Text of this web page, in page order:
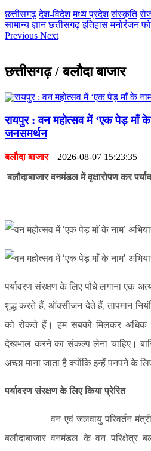
सारंगढ़-बिलाईगढ़
मनेन्द्रगढ़ – चिरिमिरी –
सक्ति
छत्तीसगढ़ देश-विदेश मध्य प्रदेश संस्कृति
सामान्य ज्ञान छत्तीसगढ़ इतिहास मनोरंजन
Previous Next
छत्तीसगढ़ / बलौदा बाजार
रायपुर : वन महोत्सव में ‘एक पेड़ माँ के
जनसमर्थन
बलौदा बाजार| 2026-08-07 15:23:35
बलौदाबाजार वनमंडल में वृक्षारोपण कर
पर्यावरण संरक्षण के लिए पौधे लगाना एक
शुद्ध करते हैं, ऑक्सीजन देते हैं, तापमान
को रोकते हैं। हम सबको मिलकर
देखभाल करने का संकल्प लेना चाहिए।
अच्छा माना जाता है क्योंकि इन्हें पनपने के
पर्यावरण संरक्षण के लिए किया प्रेरित
वन एवं जलवायु परिवर्तन मंत्री
बलौदाबाजार वनमंडल के वन परिक्षेत्र